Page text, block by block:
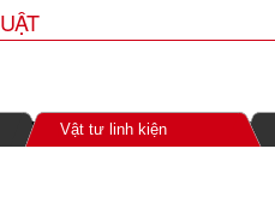
Vật tư linh kiện